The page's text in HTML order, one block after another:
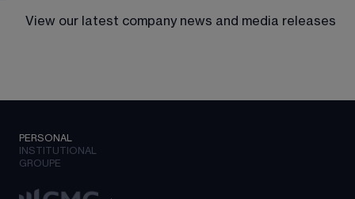
View our latest company news and media releases
PERSONAL
INSTITUTIONAL
GROUPE